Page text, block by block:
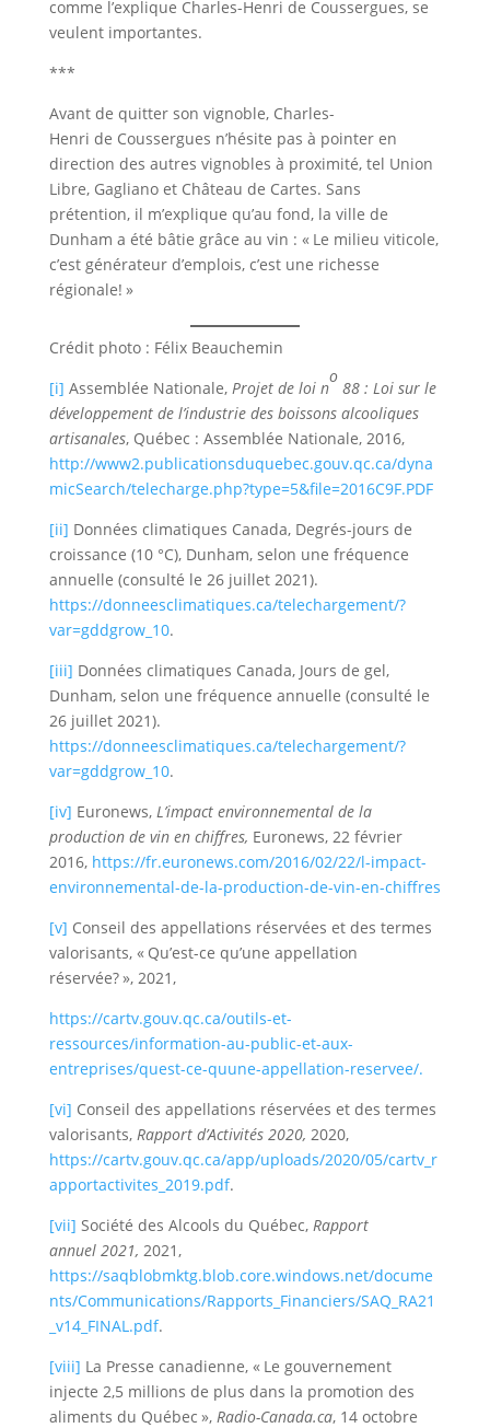
comme l’explique Charles-Henri de Coussergues, se
veulent importantes.
***
Avant de quitter son vignoble, Charles-
Henri de Coussergues n’hésite pas à pointer en
direction des autres vignobles à proximité, tel Union
Libre, Gagliano et Château de Cartes. Sans
prétention, il m’explique qu’au fond, la ville de
Dunham a été bâtie grâce au vin : « Le milieu viticole,
c’est générateur d’emplois, c’est une richesse
régionale! »
Crédit photo : Félix Beauchemin
[i] Assemblée Nationale, Projet de loi n
o
88 : Loi sur le
développement de l’industrie des boissons alcooliques
artisanales, Québec : Assemblée Nationale, 2016,
http://www2.publicationsduquebec.gouv.qc.ca/dyna
micSearch/telecharge.php?type=5&file=2016C9F.PDF
[ii] Données climatiques Canada, Degrés-jours de
croissance (10 °C), Dunham, selon une fréquence
annuelle (consulté le 26 juillet 2021).
https://donneesclimatiques.ca/telechargement/?
var=gddgrow_10.
[iii] Données climatiques Canada, Jours de gel,
Dunham, selon une fréquence annuelle (consulté le
26 juillet 2021).
https://donneesclimatiques.ca/telechargement/?
var=gddgrow_10.
[iv] Euronews, L’impact environnemental de la
production de vin en chiffres, Euronews, 22 février
2016, https://fr.euronews.com/2016/02/22/l-impact-
environnemental-de-la-production-de-vin-en-chiffres
[v] Conseil des appellations réservées et des termes
valorisants, « Qu’est-ce qu’une appellation
réservée? », 2021,
https://cartv.gouv.qc.ca/outils-et-
ressources/information-au-public-et-aux-
entreprises/quest-ce-quune-appellation-reservee/.
[vi] Conseil des appellations réservées et des termes
valorisants, Rapport d’Activités 2020, 2020,
https://cartv.gouv.qc.ca/app/uploads/2020/05/cartv_r
apportactivites_2019.pdf.
[vii] Société des Alcools du Québec, Rapport
annuel 2021, 2021,
https://saqblobmktg.blob.core.windows.net/docume
nts/Communications/Rapports_Financiers/SAQ_RA21
_v14_FINAL.pdf.
[viii] La Presse canadienne, « Le gouvernement
injecte 2,5 millions de plus dans la promotion des
aliments du Québec », Radio-Canada.ca, 14 octobre